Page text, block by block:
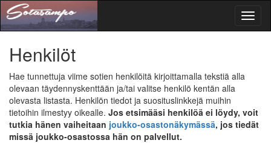
Henkilöt
Hae tunnettuja viime sotien henkilöitä kirjoittamalla tekstiä alla
olevaan täydennyskenttään ja/tai valitse henkilö kentän alla
olevasta listasta. Henkilön tiedot ja suosituslinkkejä muihin
tietoihin ilmestyy oikealle. Jos etsimääsi henkilöä ei löydy, voit
tutkia hänen vaiheitaan joukko-osastonäkymässä, jos tiedät
missä joukko-osastossa hän on palvellut.